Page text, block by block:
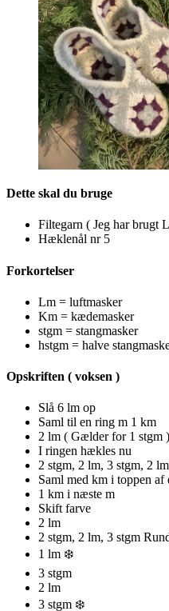
Dette skal du bruge
Filtegarn ( Jeg har brugt
Hæklenål nr 5
Forkortelser
Lm = luftmasker
Km = kædemasker
stgm = stangmasker
hstgm = halve
Opskriften ( voksen )
Slå 6 lm op
Saml til en ring m 1 km
2 lm ( Gælder for 1 stgm )
I ringen hækles nu
2 stgm, 2 lm, 3 stgm, 2
Saml med km i toppen af
1 km i næste m
Skift farve
2 lm
2 stgm, 2 lm, 3 stgm
1 lm ❄️
3 stgm
2 lm
3 stgm ❄️